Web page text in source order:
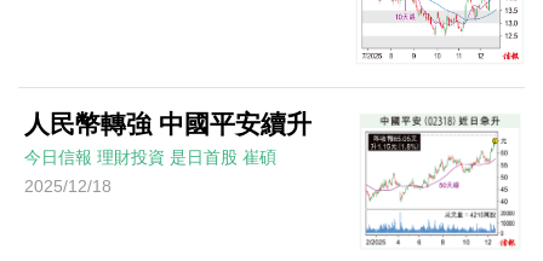
人民幣轉強 中國平安續升
今日信報 理財投資 是日首股 崔碩
2025/12/18